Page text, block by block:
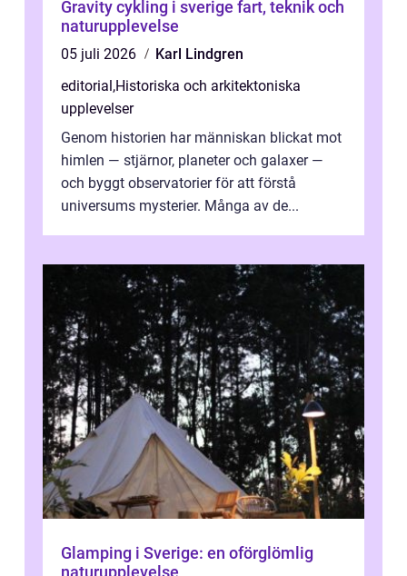
Gravity cykling i sverige fart, teknik och
naturupplevelse
05 juli 2026
Karl Lindgren
editorial,Historiska och arkitektoniska
upplevelser
Genom historien har människan blickat mot
himlen — stjärnor, planeter och galaxer —
och byggt observatorier för att förstå
universums mysterier. Många av de...
Glamping i Sverige: en oförglömlig
naturupplevelse